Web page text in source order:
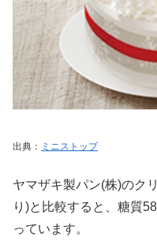
出典： ミニストップ
ヤマザキ製パン(株)のク
り)と比較すると、糖質
っています。